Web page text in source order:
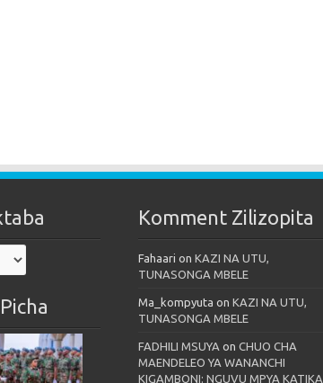
Komment Zilizopita
Fahaari on KAZI NA UTU,
TUNASONGA MBELE
Ma_kompyuta on KAZI NA UTU,
TUNASONGA MBELE
FADHILI MSUYA on CHUO CHA
MAENDELEO YA WANANCHI
KIGAMBONI: NGUVU MPYA KATIKA